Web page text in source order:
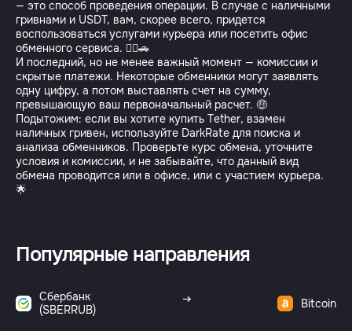
— это способ проведения операции. В случае с наличными
гривнами и USDT, вам, скорее всего, придется
воспользоваться услугами курьера или посетить офис
обменного сервиса. 🚶‍♂️🚗
И последний, но не менее важный момент — комиссии и
скрытые платежи. Некоторые обменники могут заявлять
одну цифру, а потом выставлять счет на сумму,
превышающую ваш первоначальный расчет. 🤑
Подытожим: если вы хотите купить Tether, взамен
наличных гривен, используйте DarkRate для поиска и
анализа обменников. Проверьте курс обмена, уточните
условия и комиссии, и не забывайте, что данный вид
обмена проводится или в офисе, или с участием курьера.
🌟
Популярные направления
Сбербанк
(SBERRUB)
Bitcoin